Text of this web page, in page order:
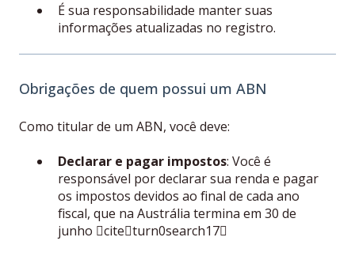
É sua responsabilidade manter suas
informações atualizadas no registro.
Obrigações de quem possui um ABN
Como titular de um ABN, você deve:
Declarar e pagar impostos: Você é
responsável por declarar sua renda e pagar
os impostos devidos ao final de cada ano
fiscal, que na Austrália termina em 30 de
junho citeturn0search17